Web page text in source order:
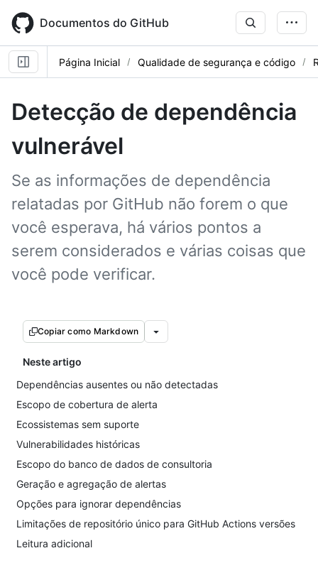
main
content
Documentos do GitHub
Página Inicial Qualidade de segurança e código
Detecção de dependência
vulnerável
Se as informações de dependência
relatadas por GitHub não forem o que
você esperava, há vários pontos a
serem considerados e várias coisas que
você pode verificar.
Copiar como Markdown
Neste artigo
Dependências ausentes ou não detectadas
Escopo de cobertura de alerta
Ecossistemas sem suporte
Vulnerabilidades históricas
Escopo do banco de dados de consultoria
Geração e agregação de alertas
Opções para ignorar dependências
Limitações de repositório único para GitHub Actions versões
Leitura adicional